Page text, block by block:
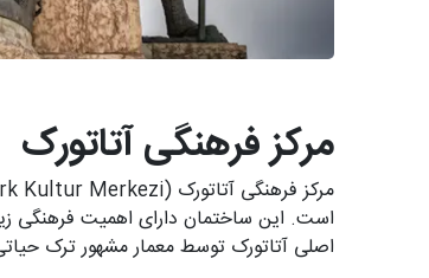
مرکز فرهنگی آتاتورک
است. این ساختمان دارای اهمیت فرهنگی
اصلی آتاتورک توسط معمار مشهور ترک حیاتی